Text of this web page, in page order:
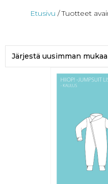
Etusivu / Tuotteet